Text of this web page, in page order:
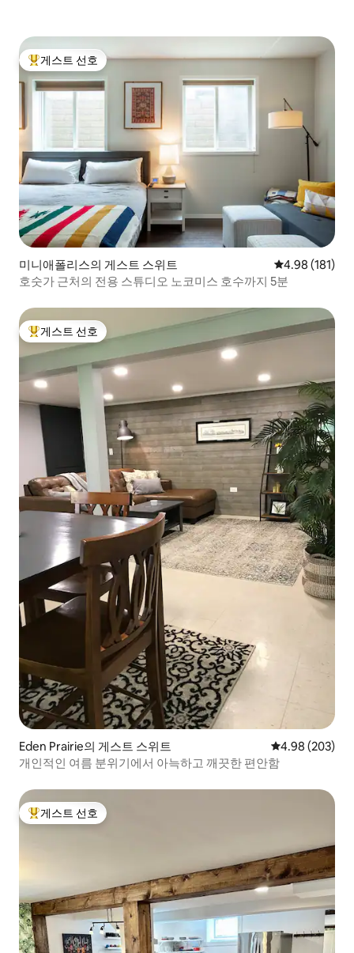
상위 게스트 선호
게스트 선호
미니애폴리스의 게스트 스위트 평점 4.98점(5
4.98 (181)
호숫가 근처의 전용 스튜디오 노코미스 호수까지 5분
상위 게스트 선호
게스트 선호
Eden Prairie의 게스트 스위트 평점 4.98점(5
4.98 (203)
개인적인 여름 분위기에서 아늑하고 깨끗한 편안함
상위 게스트 선호
게스트 선호